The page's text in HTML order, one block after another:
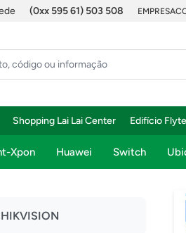
(0xx 595 61) 503 508 EMPRESA
Shopping Lai Lai Center Edifício
Xpon Huawei Switch
HIKVISION